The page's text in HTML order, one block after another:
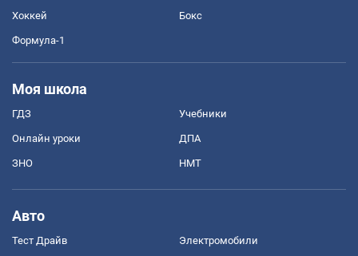
Хоккей Бокс
Формула-1
Моя школа
ГДЗ Учебники
Онлайн уроки ДПА
ЗНО НМТ
Авто
Тест Драйв Электромобили